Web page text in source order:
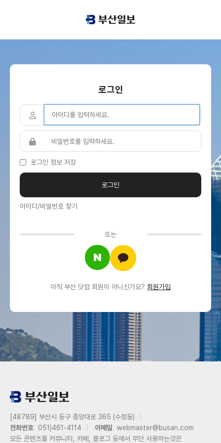
로그인
로그인 정보 저장
아이디/비밀번호 찾기
또는
아직 부산 닷컴 회원이 아니신가요? 회원가입
[48789] 부산시 동구 중앙대로 365 (수정동)
전화번호
051)461-4114 이메일
webmaster@busan.com
모든 콘텐츠를 커뮤니티, 카페, 블로그 등에서 무단 사용하는것은